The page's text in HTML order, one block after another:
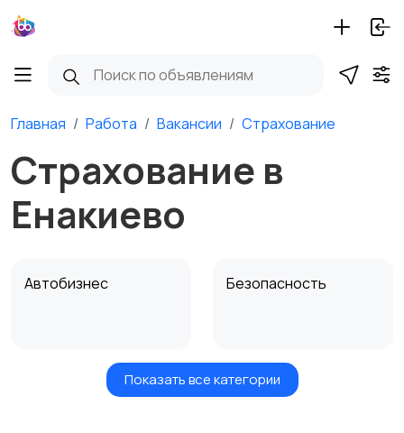
Главная Работа Вакансии Страхование
Страхование в
Енакиево
Автобизнес Безопасность
Бытовые услуги и
Высший менеджмент
Показать все категории